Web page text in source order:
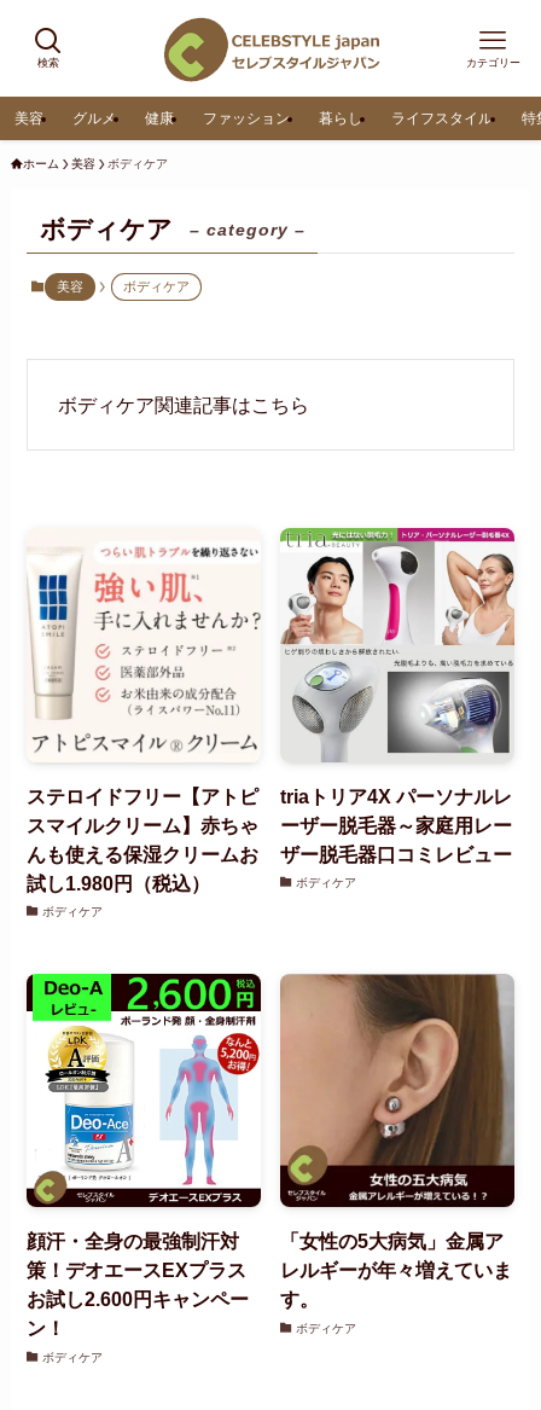
検索 カテゴリー
美容 グルメ 健康 ファッション 暮らし ライフスタイル 特
ホーム 美容 ボディケア
ボディケア – category –
美容 ボディケア
ボディケア関連記事はこちら
ステロイドフリー【アトピ
スマイルクリーム】赤ちゃ
んも使える保湿クリームお
試し1.980円（税込）
ボディケア
triaトリア4X パーソナルレ
ーザー脱毛器～家庭用レー
ザー脱毛器口コミレビュー
ボディケア
顔汗・全身の最強制汗対
策！デオエースEXプラス
お試し2.600円キャンペー
ン！
ボディケア
「女性の5大病気」金属ア
レルギーが年々増えていま
す。
ボディケア